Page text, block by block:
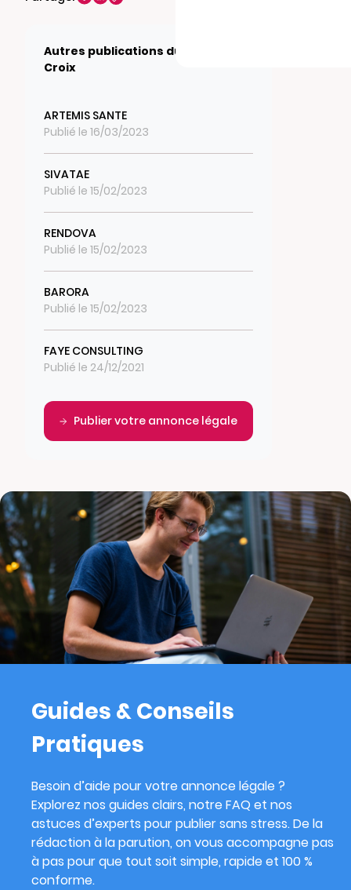
Autres publications du journal La
Croix
ARTEMIS SANTE
Publié le 16/03/2023
SIVATAE
Publié le 15/02/2023
RENDOVA
Publié le 15/02/2023
BARORA
Publié le 15/02/2023
FAYE CONSULTING
Publié le 24/12/2021
Publier votre annonce légale
Guides & Conseils
Pratiques
Besoin d’aide pour votre annonce légale ?
Explorez nos guides clairs, notre FAQ et nos
astuces d’experts pour publier sans stress. De la
rédaction à la parution, on vous accompagne pas
à pas pour que tout soit simple, rapide et 100 %
conforme.